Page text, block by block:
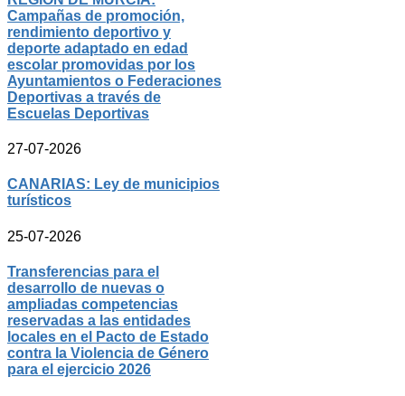
Campañas de promoción,
rendimiento deportivo y
deporte adaptado en edad
escolar promovidas por los
Ayuntamientos o Federaciones
Deportivas a través de
Escuelas Deportivas
27-07-2026
CANARIAS: Ley de municipios
turísticos
25-07-2026
Transferencias para el
desarrollo de nuevas o
ampliadas competencias
reservadas a las entidades
locales en el Pacto de Estado
contra la Violencia de Género
para el ejercicio 2026